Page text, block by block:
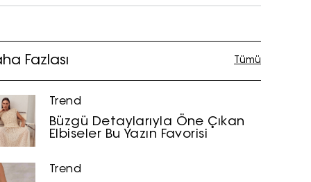
Fazlası Tümü
Trend
Büzgü Detaylarıyla Öne Çıkan
Elbiseler Bu Yazın Favorisi
Trend